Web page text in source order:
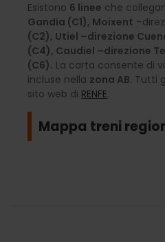
Esistono 6 linee che
Gandía (C1), Moixent
(C2), Utiel –direzione
(C4), Caudiel –direzione
(C6). La carta consente di
incluse nella zona AB. Tutti
sito web di RENFE.
Mappa treni